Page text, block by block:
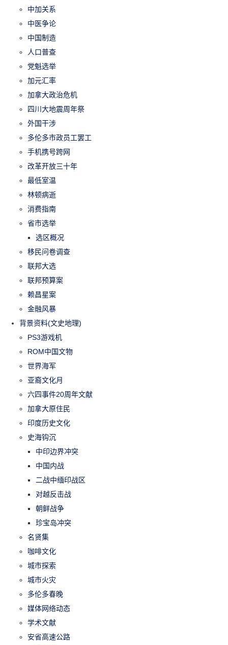
中加关系
中医争论
中国制造
人口普查
党魁选举
加元汇率
加拿大政治危机
四川大地震周年祭
外国干涉
多伦多市政员工罢工
手机携号跨网
改革开放三十年
最低室温
林顿病逝
消费指南
省市选举
选区概况
移民问卷调查
联邦大选
联邦预算案
赖昌星案
金融风暴
背景资料(文史地理)
PS3游戏机
ROM中国文物
世界海军
亚裔文化月
六四事件20周年文献
加拿大原住民
印度历史文化
史海钩沉
中印边界冲突
中国内战
二战中缅印战区
对越反击战
朝鲜战争
珍宝岛冲突
名贤集
咖啡文化
城市探索
城市火灾
多伦多春晚
媒体网络动态
学术文献
安省高速公路